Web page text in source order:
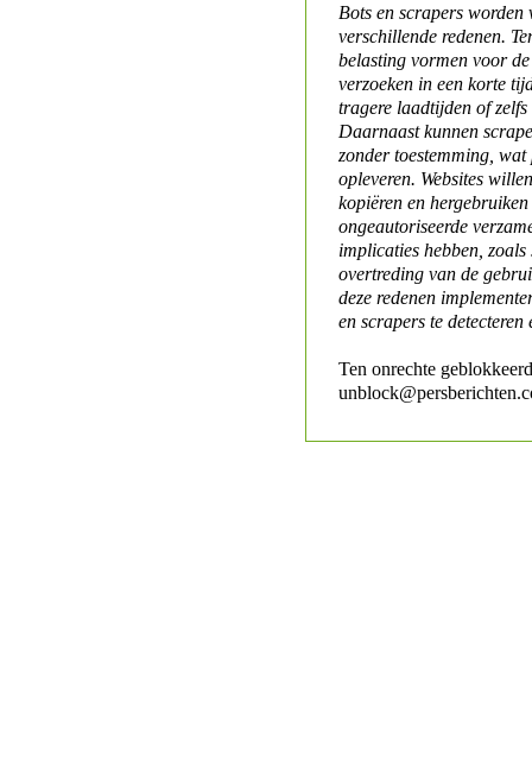
Bots en scrapers worden
verschillende redenen.
belasting vormen voor
verzoeken in een korte
tragere laadtijden of
Daarnaast kunnen
zonder toestemming,
opleveren. Websites
kopiëren en
ongeautoriseerde
implicaties hebben,
overtreding van de
deze redenen
en scrapers te detecteren
Ten onrechte